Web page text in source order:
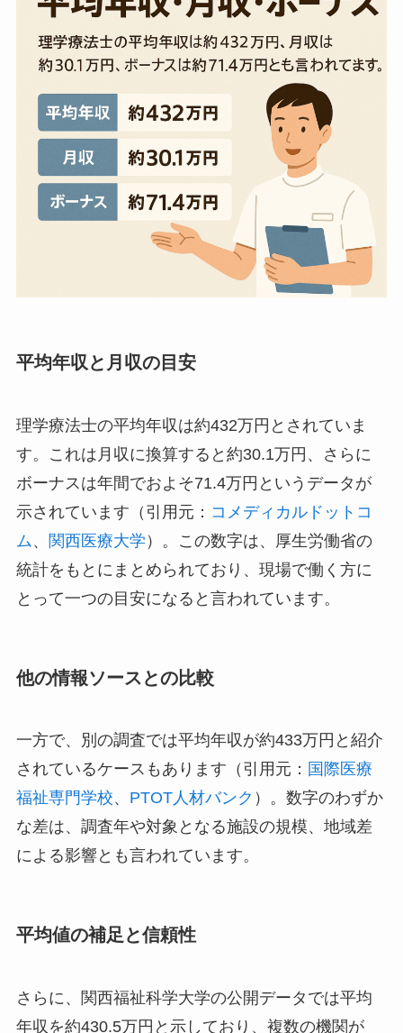
平均年収と月収の目安
理学療法士の平均年収は約432万円とされていま
す。これは月収に換算すると約30.1万円、さらに
ボーナスは年間でおよそ71.4万円というデータが
示されています（引用元： コメディカルドットコ
ム 、 関西医療大学 ）。この数字は、厚生労働省の
統計をもとにまとめられており、現場で働く方に
とって一つの目安になると言われています。
他の情報ソースとの比較
一方で、別の調査では平均年収が約433万円と紹介
されているケースもあります（引用元： 国際医療
福祉専門学校、 PTOT人材バンク ）。数字のわずか
な差は、調査年や対象となる施設の規模、地域差
による影響とも言われています。
平均値の補足と信頼性
さらに、関西福祉科学大学の公開データでは平均
年収を約430.5万円と示しており、複数の機関が